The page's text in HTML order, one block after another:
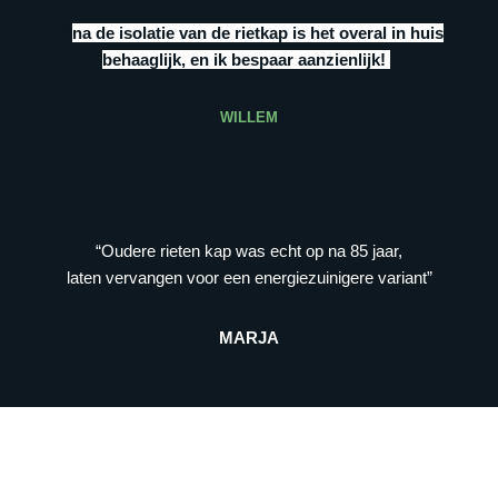
na de isolatie van de rietkap is het overal in huis
behaaglijk, en ik bespaar aanzienlijk!
WILLEM
“Oudere rieten kap was echt op na 85 jaar,
laten vervangen voor een energiezuinigere variant”
MARJA